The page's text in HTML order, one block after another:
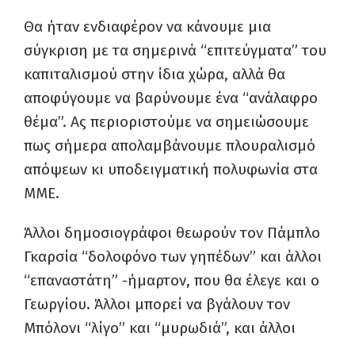
Θα ήταν ενδιαφέρον να κάνουμε μια
σύγκριση με τα σημερινά “επιτεύγματα” του
καπιταλισμού στην ίδια χώρα, αλλά θα
αποφύγουμε να βαρύνουμε ένα “ανάλαφρο
θέμα”. Ας περιοριστούμε να σημειώσουμε
πως σήμερα απολαμβάνουμε πλουραλισμό
απόψεων κι υποδειγματική πολυφωνία στα
ΜΜΕ.
Άλλοι δημοσιογράφοι θεωρούν τον Πάμπλο
Γκαρσία “δολοφόνο των γηπέδων” και άλλοι
“επαναστάτη” -ήμαρτον, που θα έλεγε και ο
Γεωργίου. Άλλοι μπορεί να βγάλουν τον
Μπόλονι “λίγο” και “μυρωδιά”, και άλλοι